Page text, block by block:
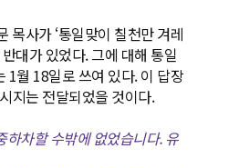
목사가 ‘통일맞이 칠천만 겨레
대가 있었다. 그에 대해 통일
1월 18일로 쓰여 있다. 이 답장
지는 전달되었을 것이다.
차할 수밖에 없었습니다. 유